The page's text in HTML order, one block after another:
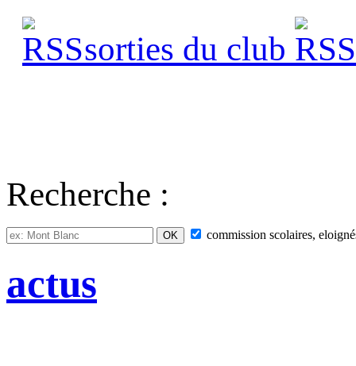
sorties du club
Recherche :
commission scolaires,
actus